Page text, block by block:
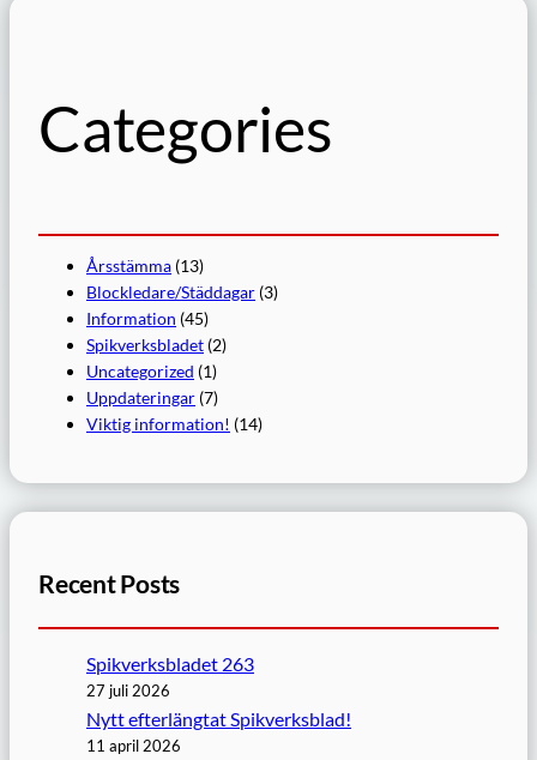
Categories
Årsstämma (13)
Blockledare/Städdagar (3)
Information (45)
Spikverksbladet (2)
Uncategorized (1)
Uppdateringar (7)
Viktig information! (14)
Recent Posts
Spikverksbladet 263
27 juli 2026
Nytt efterlängtat Spikverksblad!
11 april 2026